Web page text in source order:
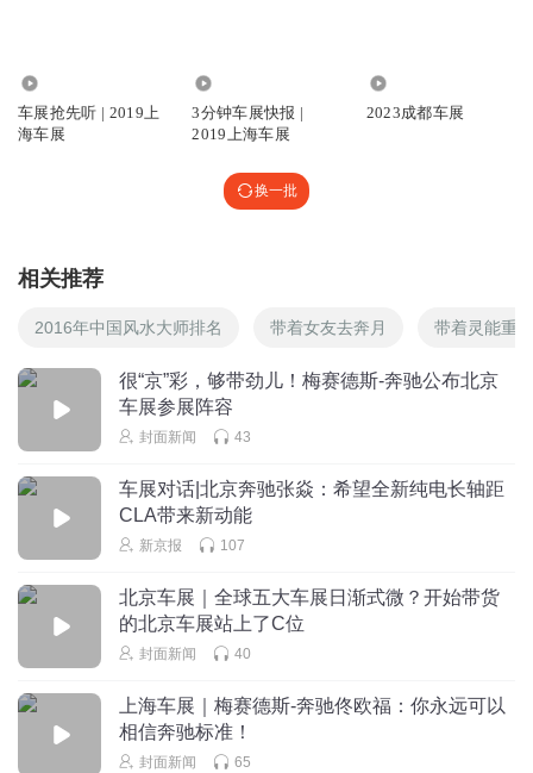
车展抢先听 | 2019上
海车展
3分钟车展快报 |
2019上海车展
2023成都车展
换一批
相关推荐
2016年中国风水大师排名 带着女友去奔月 带着灵能重
很“京”彩，够带劲儿！梅赛德斯-奔驰公布北京
车展参展阵容
封面新闻 43
车展对话|北京奔驰张焱：希望全新纯电长轴距
CLA带来新动能
新京报 107
北京车展｜全球五大车展日渐式微？开始带货
的北京车展站上了C位
封面新闻 40
上海车展｜梅赛德斯-奔驰佟欧福：你永远可以
相信奔驰标准！
封面新闻 65